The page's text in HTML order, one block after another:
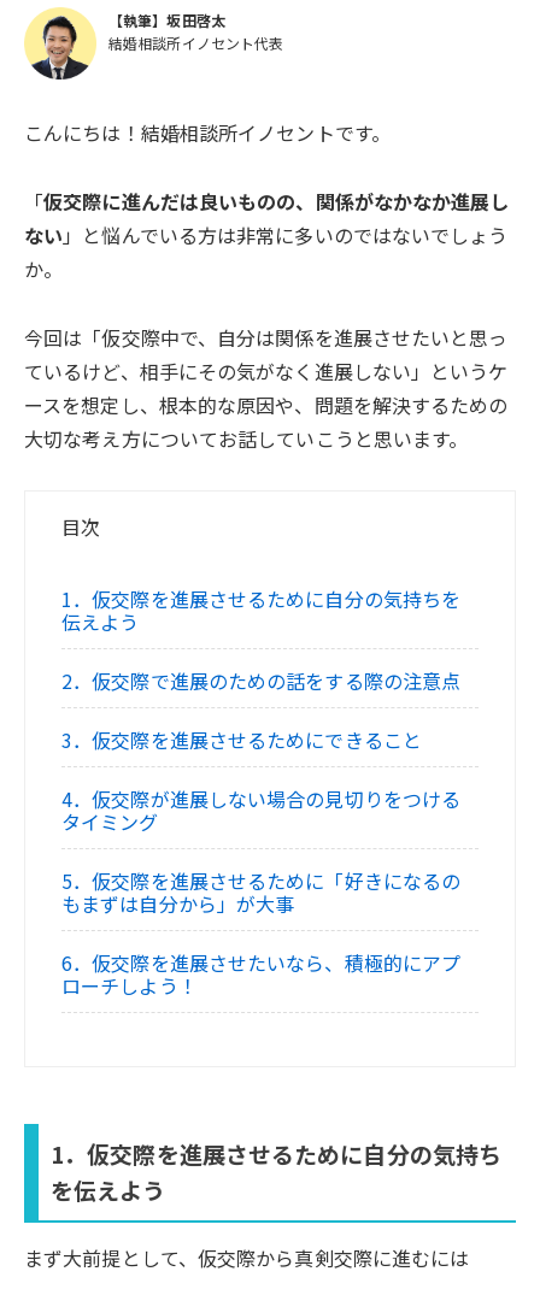
【執筆】坂田啓太
結婚相談所イノセント代表
こんにちは！結婚相談所イノセントです。
「仮交際に進んだは良いものの、関係がなかなか進展し
ない 」と悩んでいる方は非常に多いのではないでしょう
か。
今回は「仮交際中で、自分は関係を進展させたいと思っ
ているけど、相手にその気がなく進展しない」というケ
ースを想定し、根本的な原因や、問題を解決するための
大切な考え方についてお話していこうと思います。
目次
1．仮交際を進展させるために自分の気持ちを
伝えよう
2．仮交際で進展のための話をする際の注意点
3．仮交際を進展させるためにできること
4．仮交際が進展しない場合の見切りをつける
タイミング
5．仮交際を進展させるために「好きになるの
もまずは自分から」が大事
6．仮交際を進展させたいなら、積極的にアプ
ローチしよう！
1．仮交際を進展させるために自分の気持ち
を伝えよう
まず大前提として、仮交際から真剣交際に進むには